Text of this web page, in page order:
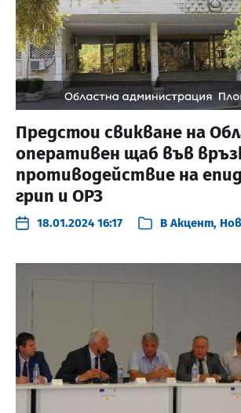
Предстои свикване на
оперативен щаб във
противодействие на
грип и ОРЗ
18.01.2024 16:17 В Акцент,